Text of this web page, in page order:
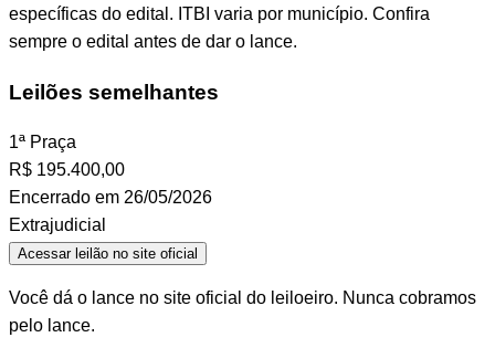
específicas do edital. ITBI varia por município. Confira
sempre o edital antes de dar o lance.
Leilões semelhantes
1ª Praça
R$ 195.400,00
Encerrado em 26/05/2026
Extrajudicial
Acessar leilão no site oficial
Você dá o lance no site oficial do leiloeiro. Nunca cobramos
pelo lance.